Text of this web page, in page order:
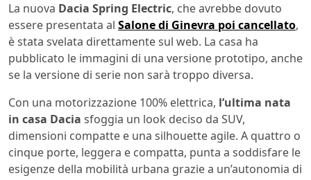
La nuova Dacia Spring Electric, che avrebbe dovuto
essere presentata al Salone di Ginevra poi cancellato,
è stata svelata direttamente sul web. La casa ha
pubblicato le immagini di una versione prototipo, anche
se la versione di serie non sarà troppo diversa.
Con una motorizzazione 100% elettrica, l’ultima nata
in casa Dacia sfoggia un look deciso da SUV,
dimensioni compatte e una silhouette agile. A quattro o
cinque porte, leggera e compatta, punta a soddisfare le
esigenze della mobilità urbana grazie a un’autonomia di